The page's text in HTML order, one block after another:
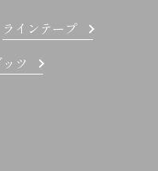
ラインテープ
ツ